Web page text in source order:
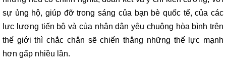
sự ủng hộ, giúp đỡ trong sáng của bạn bè quốc tế, của các
lực lượng tiến bộ và của nhân dân yêu chuộng hòa bình trên
thế giới thì chắc chắn sẽ chiến thắng những thế lực mạnh
hơn gấp nhiều lần.